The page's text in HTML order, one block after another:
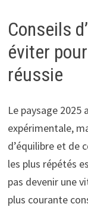
Conseils
éviter
réussie
Le paysage 2025
expérimentale,
d’équilibre et de
les plus répétés
pas devenir une
plus courante